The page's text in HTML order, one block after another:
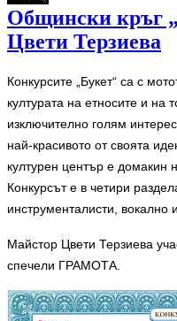
Общински кръг
Цвети Терзиева
Конкурсите „Букет“ са с
културата на етносите и на
изключително голям
най-красивото от своята
културен център е домакин
Конкурсът е в четири
инструменталисти, вокално
Майстор Цвети Терзиева
спечели ГРАМОТА.